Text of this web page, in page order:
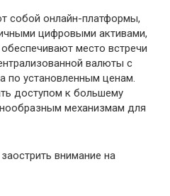
собой онлайн-платформы,
цифровыми активами,
место встречи
валюты с
по установленным ценам.
доступом к большему
механизмам для
внимание на